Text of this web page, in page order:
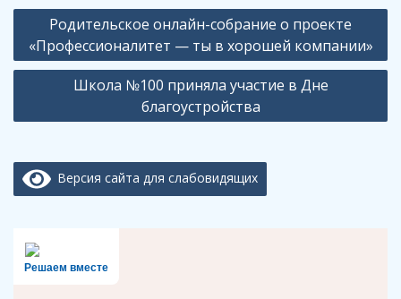
Навигация
по
записям
Родительское онлайн-собрание о проекте
«Профессионалитет — ты в хорошей компании»
Школа №100 приняла участие в Дне
благоустройства
Версия сайта для слабовидящих
Решаем вместе